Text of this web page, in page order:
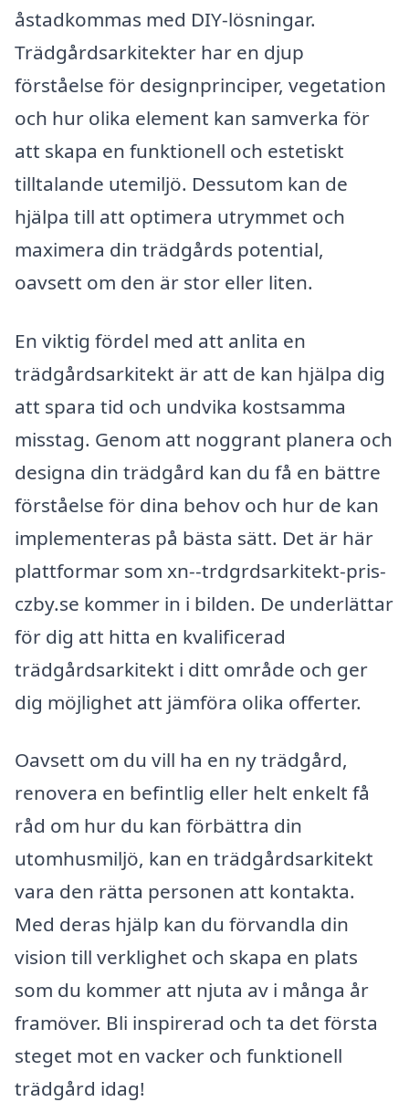
åstadkommas med DIY-lösningar.
Trädgårdsarkitekter har en djup
förståelse för designprinciper, vegetation
och hur olika element kan samverka för
att skapa en funktionell och estetiskt
tilltalande utemiljö. Dessutom kan de
hjälpa till att optimera utrymmet och
maximera din trädgårds potential,
oavsett om den är stor eller liten.
En viktig fördel med att anlita en
trädgårdsarkitekt är att de kan hjälpa dig
att spara tid och undvika kostsamma
misstag. Genom att noggrant planera och
designa din trädgård kan du få en bättre
förståelse för dina behov och hur de kan
implementeras på bästa sätt. Det är här
plattformar som xn--trdgrdsarkitekt-pris-
czby.se kommer in i bilden. De underlättar
för dig att hitta en kvalificerad
trädgårdsarkitekt i ditt område och ger
dig möjlighet att jämföra olika offerter.
Oavsett om du vill ha en ny trädgård,
renovera en befintlig eller helt enkelt få
råd om hur du kan förbättra din
utomhusmiljö, kan en trädgårdsarkitekt
vara den rätta personen att kontakta.
Med deras hjälp kan du förvandla din
vision till verklighet och skapa en plats
som du kommer att njuta av i många år
framöver. Bli inspirerad och ta det första
steget mot en vacker och funktionell
trädgård idag!